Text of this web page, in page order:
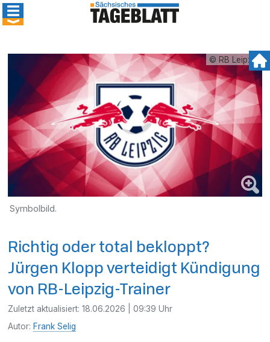
© RB Leipzig
Symbolbild.
Richtig oder total bekloppt?
Jürgen Klopp verteidigt Kündigung
von RB-Leipzig-Trainer
Zuletzt aktualisiert:18.06.2026 | 09:39 Uhr
Autor: Frank Selig